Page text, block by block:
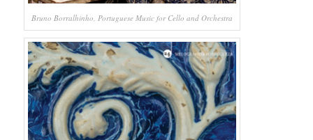
Bruno Borralhinho, Portuguese Music for Cello and Orchestra